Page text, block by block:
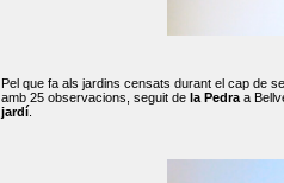
Pel que fa als jardins censats durant el cap de
amb 25 observacions, seguit de la Pedra a
jardí